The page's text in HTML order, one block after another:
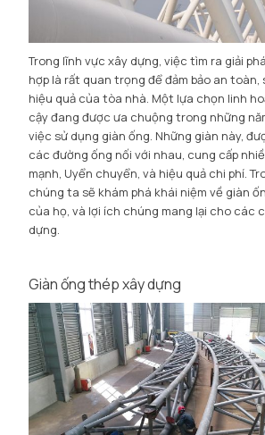
Trong lĩnh vực xây dựng, việc tìm ra giải
hợp là rất quan trọng để đảm bảo an toàn,
hiệu quả của tòa nhà. Một lựa chọn linh
cậy đang được ưa chuộng trong những
việc sử dụng giàn ống. Những giàn này,
các đường ống nối với nhau, cung cấp
mạnh, Uyển chuyển, và hiệu quả chi phí.
chúng ta sẽ khám phá khái niệm về giàn
của họ, và lợi ích chúng mang lại cho các
dựng.
Giàn ống thép xây dựng